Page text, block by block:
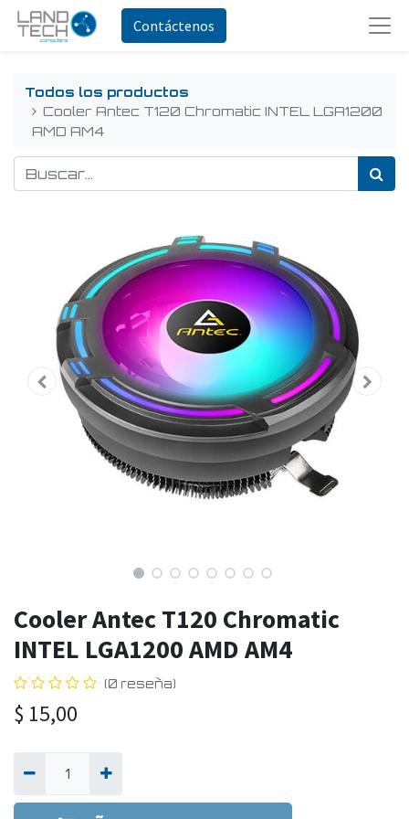
Contáctenos
Todos los productos
Cooler Antec T120 Chromatic INTEL LGA1200
AMD AM4
Cooler Antec T120 Chromatic
INTEL LGA1200 AMD AM4
(0 reseña)
$ 15,00